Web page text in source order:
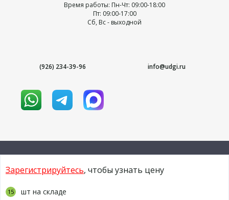
Зарегистрируйтесь, чтобы узнать цену
15 шт на складе
Время работы: Пн-Чт: 09:00-18:00
Пт: 09:00-17:00
Сб, Вс - выходной
(926) 234-39-96 info@udgi.ru